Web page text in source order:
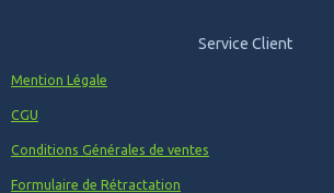
Service Client
Mention Légale
CGU
Conditions Générales de ventes
Formulaire de Rétractation